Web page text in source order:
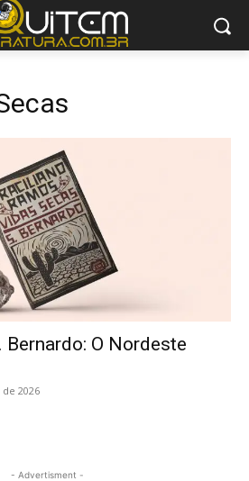
Bernardo: O Nordeste
2026
- Advertisment -